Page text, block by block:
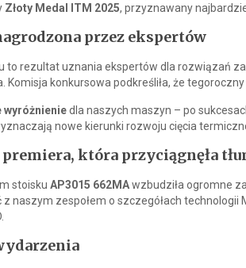
Złoty Medal ITM 2025, przyznawany
przez ekspertów
to rezultat uznania ekspertów dla rozwiązań
Komisja konkursowa podkreśliła, że
wyróżnieniedla naszych maszyn – po
nowe kierunki rozwoju cięcia
premiera, która przyciągnęła
stoisku AP3015 662MAwzbudziła ogromne
naszym zespołem o szczegółach